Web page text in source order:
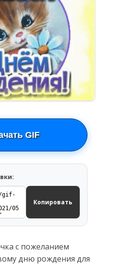
GIF
Копировать
с пожеланием
дню рождения для